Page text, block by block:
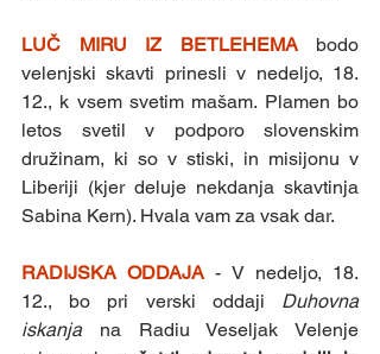
LUČ MIRU IZ BETLEHEMA bodo
velenjski skavti prinesli v nedeljo, 18.
12., k vsem svetim mašam. Plamen bo
letos svetil v podporo slovenskim
družinam, ki so v stiski, in misijonu v
Liberiji (kjer deluje nekdanja skavtinja
Sabina Kern). Hvala vam za vsak dar.
RADIJSKA ODDAJA - V nedeljo, 18.
12., bo pri verski oddaji Duhovna
iskanja na Radiu Veseljak Velenje